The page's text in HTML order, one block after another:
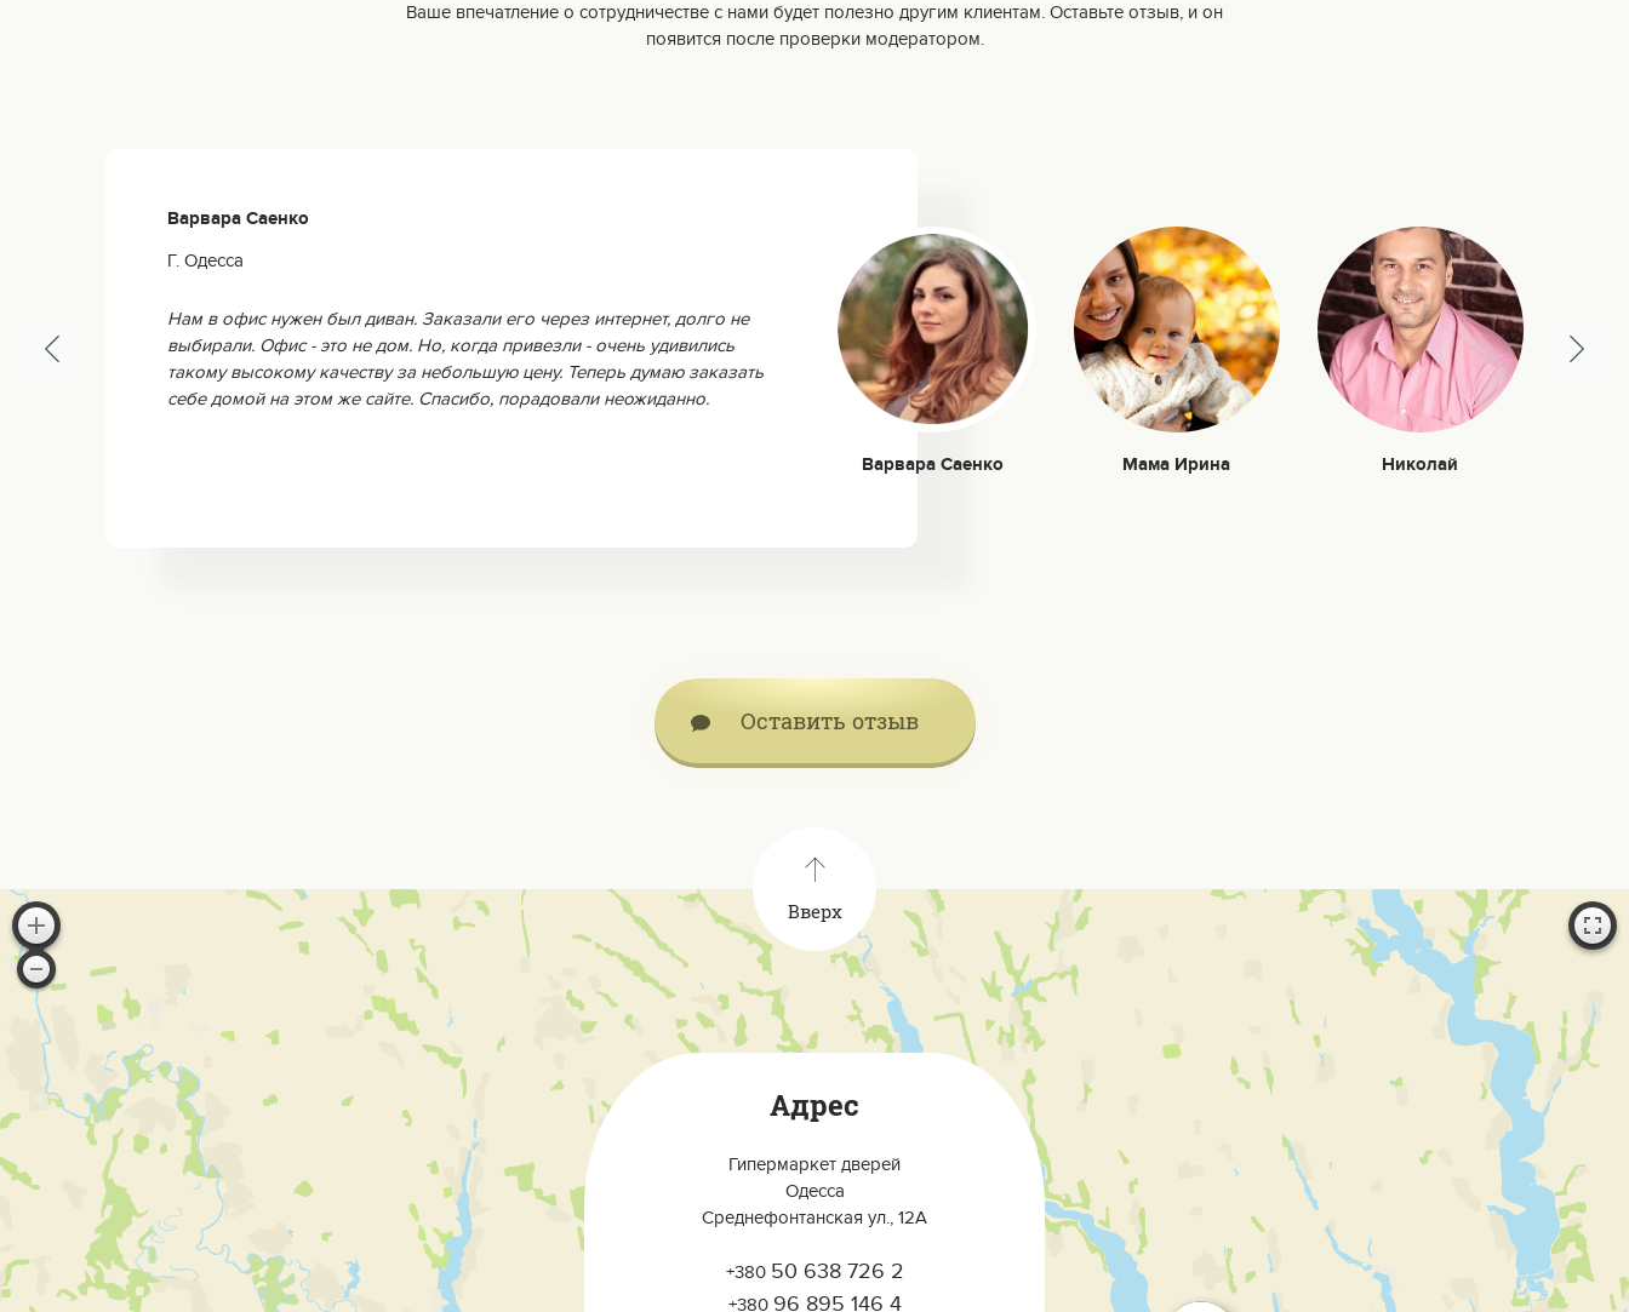
Ваше впечатление о сотрудничестве с нами будет полезно другим клиентам. Оставьте отзыв, и он
появится после проверки модератором.
Варвара Саенко
Г. Одесса
Нам в офис нужен был диван. Заказали его через интернет, долго не
выбирали. Офис - это не дом. Но, когда привезли - очень удивились
такому высокому качеству за небольшую цену. Теперь думаю заказать
себе домой на этом же сайте. Спасибо, порадовали неожиданно.
Варвара Саенко Мама Ирина Николай
Оставить отзыв
Вверх
Адрес
Гипермаркет дверей
Одесса
Среднефонтанская ул., 12А
+380 50 638 726 2
+380 96 895 146 4